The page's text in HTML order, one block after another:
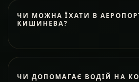
ЧИ МОЖНА ЇХАТИ В
КИШИНЕВА?
ЧИ ДОПОМАГАЄ ВОДІЙ НА